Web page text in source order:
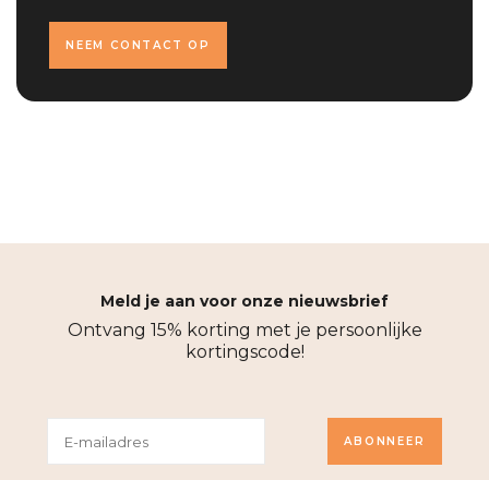
NEEM CONTACT OP
Meld je aan voor onze nieuwsbrief
Ontvang 15% korting met je persoonlijke
kortingscode!
ABONNEER